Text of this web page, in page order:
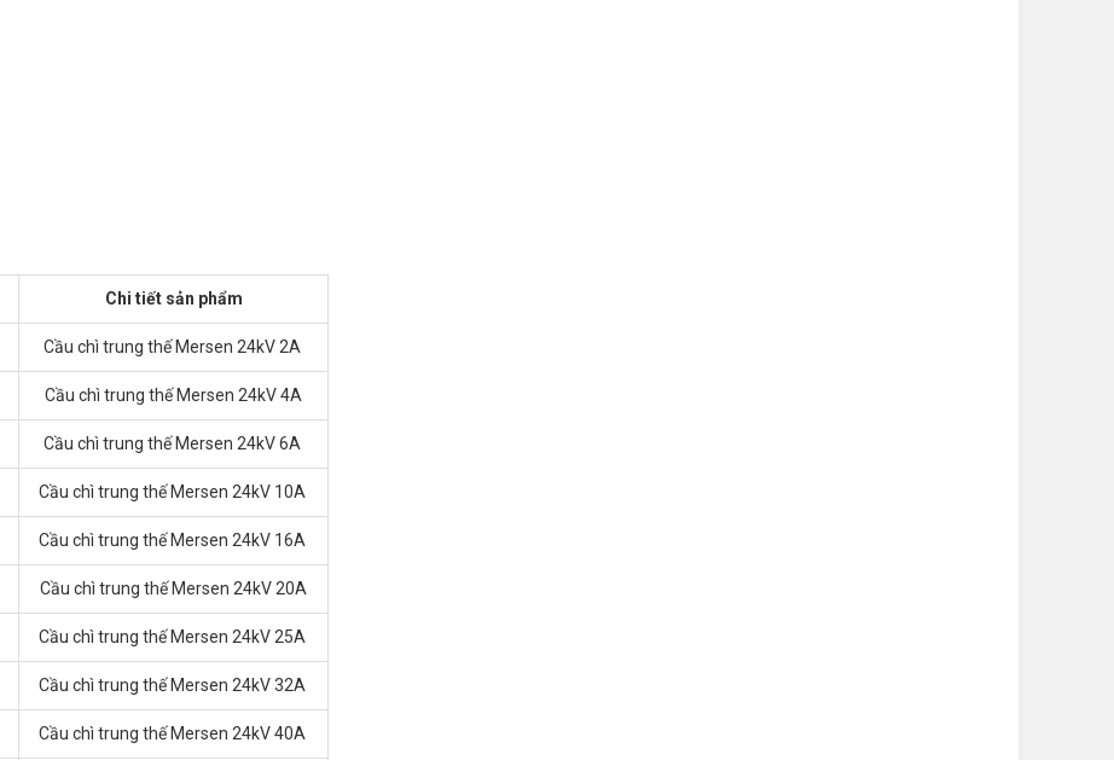
Chi tiết sản phẩm
Cầu chì trung thế Mersen 24kV 2A
Cầu chì trung thế Mersen 24kV 4A
Cầu chì trung thế Mersen 24kV 6A
Cầu chì trung thế Mersen 24kV 10A
Cầu chì trung thế Mersen 24kV 16A
Cầu chì trung thế Mersen 24kV 20A
Cầu chì trung thế Mersen 24kV 25A
Cầu chì trung thế Mersen 24kV 32A
Cầu chì trung thế Mersen 24kV 40A